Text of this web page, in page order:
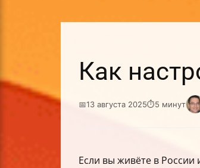
Как
📅13 августа 2025⏱5 минут
Если вы живёте в России